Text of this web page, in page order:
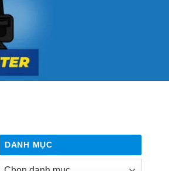
DANH MỤC
Danh